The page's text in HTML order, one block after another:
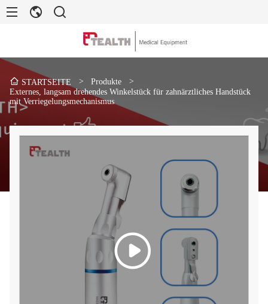
STARTSEITE > Produkte
>
Externes, langsam drehendes Winkelstück für zahnärztliches Handstück
mit Verriegelungsmechanismus